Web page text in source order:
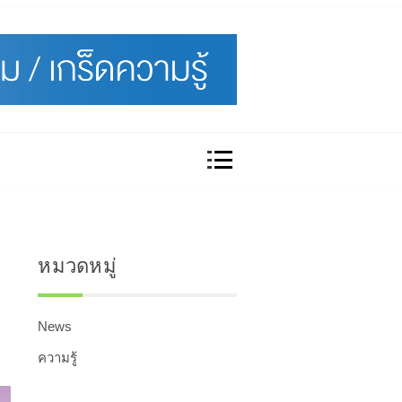
หมวดหมู่
News
ความรู้